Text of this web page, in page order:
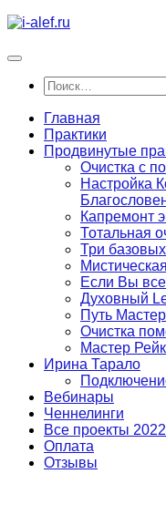
Перейти
содержимому
Найти:
Главная
Практики
Продвинутые
Очистка с
Настройка
Капремонт
Тотальная
Три
Если Вы все
Духовный
Путь
Очистка
Мастер
Ирина Тарало
Вебинары
Ченнелинги
Все проекты
Оплата
Отзывы